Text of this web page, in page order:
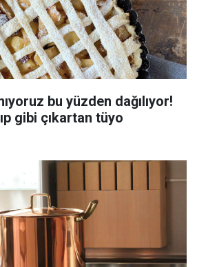
bu yüzden dağılıyor!
gibi çıkartan tüyo